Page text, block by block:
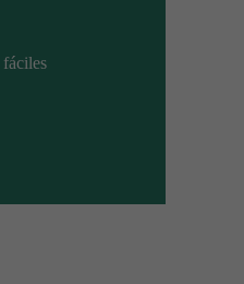
fáciles